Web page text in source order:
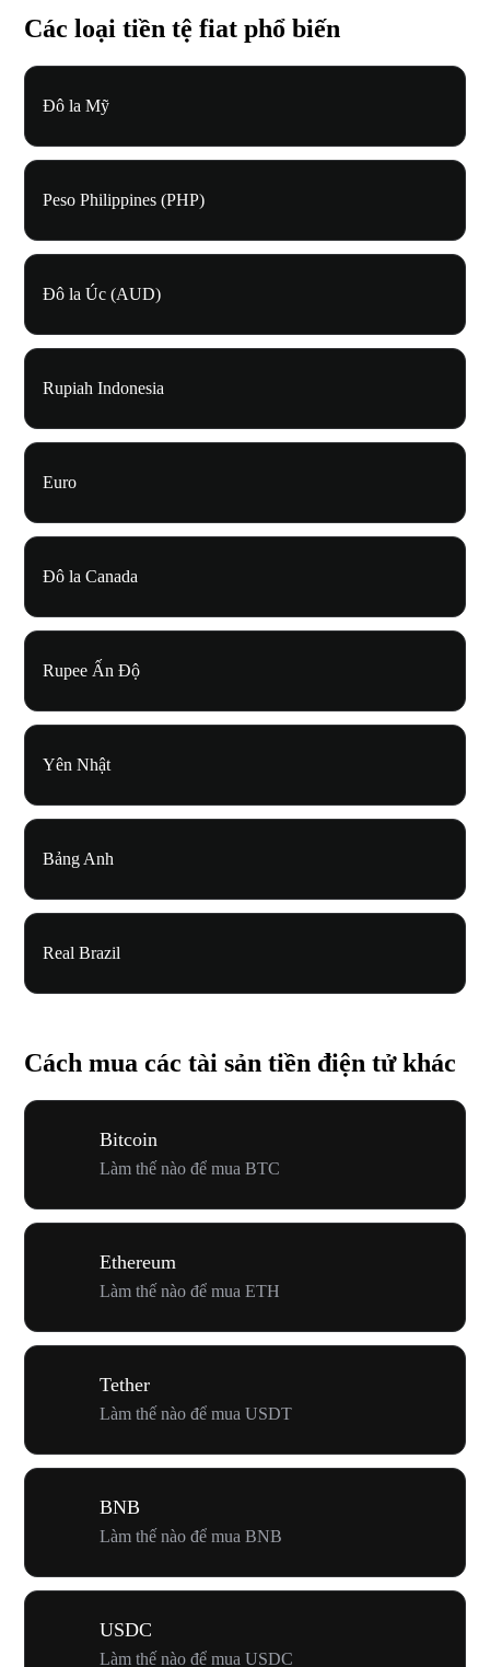
Các loại tiền tệ fiat phổ biến
Đô la Mỹ
Peso Philippines (PHP)
Đô la Úc (AUD)
Rupiah Indonesia
Euro
Đô la Canada
Rupee Ấn Độ
Yên Nhật
Bảng Anh
Real Brazil
Cách mua các tài sản tiền điện tử khác
Bitcoin
Làm thế nào để mua BTC
Ethereum
Làm thế nào để mua ETH
Tether
Làm thế nào để mua USDT
BNB
Làm thế nào để mua BNB
USDC
Làm thế nào để mua USDC